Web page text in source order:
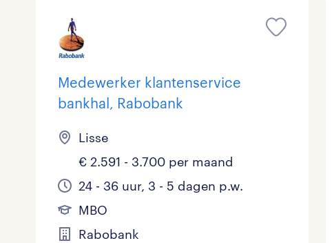
binnen welk vakgebied wil
Administratief
Callcenter / Contactcenter
Engineering
ICT
Logistiek
op welk niveau zoek je
Basisonderwijs 0
HBO
MBO, HAVO, VWO 0
VMBO/MAVO
hoeveel uren per week wil
0 - 8 uur 0
25 - 32 uur
toon 5 resultaten
welk soort dienstverband
Detachering 0
Vast
toon 5 resultaten
Medewerker klantenservice
bankhal, Rabobank
Lisse
€ 2.591 - 3.700 per maand
24 - 36 uur, 3 - 5 dagen p.w.
MBO
Rabobank